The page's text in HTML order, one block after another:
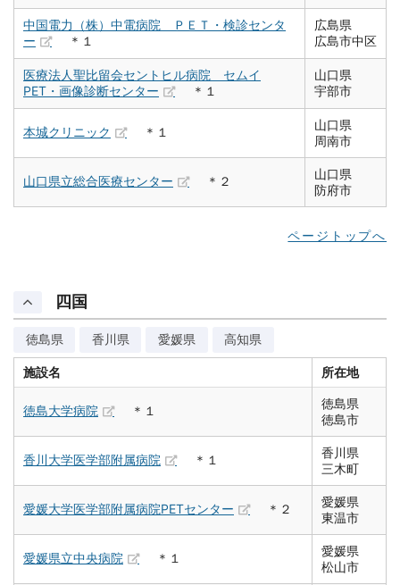
中国電力（株）中電病院 ＰＥＴ・検診センタ
ー
＊１
広島県
広島市中区
医療法人聖比留会セントヒル病院 セムイ
PET・画像診断センター
＊１
山口県
宇部市
本城クリニック ＊１
山口県
周南市
山口県立総合医療センター ＊２
山口県
防府市
ページトップへ
四国
徳島県 香川県 愛媛県 高知県
施設名 所在地
徳島大学病院 ＊１
徳島県
徳島市
香川大学医学部附属病院 ＊１
香川県
三木町
愛媛大学医学部附属病院PETセンター ＊２
愛媛県
東温市
愛媛県立中央病院 ＊１
愛媛県
松山市